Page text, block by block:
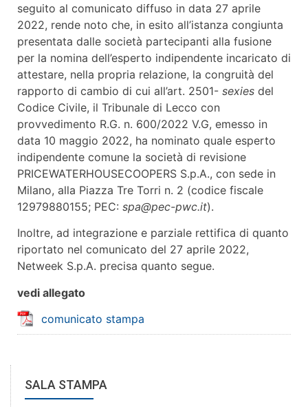
seguito al comunicato diffuso in data 27 aprile
2022, rende noto che, in esito all’istanza congiunta
presentata dalle società partecipanti alla fusione
per la nomina dell’esperto indipendente incaricato di
attestare, nella propria relazione, la congruità del
rapporto di cambio di cui all’art. 2501- sexies del
Codice Civile, il Tribunale di Lecco con
provvedimento R.G. n. 600/2022 V.G, emesso in
data 10 maggio 2022, ha nominato quale esperto
indipendente comune la società di revisione
PRICEWATERHOUSECOOPERS S.p.A., con sede in
Milano, alla Piazza Tre Torri n. 2 (codice fiscale
12979880155; PEC: spa@pec-pwc.it).
Inoltre, ad integrazione e parziale rettifica di quanto
riportato nel comunicato del 27 aprile 2022,
Netweek S.p.A. precisa quanto segue.
vedi allegato
comunicato stampa
SALA STAMPA